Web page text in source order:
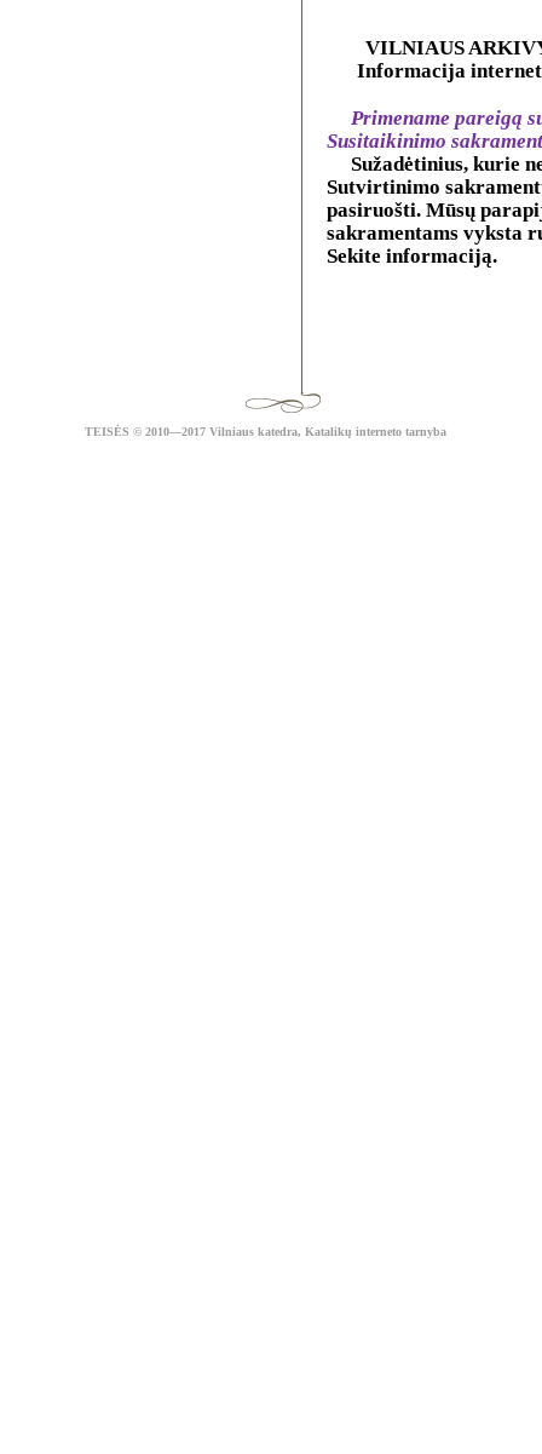
VILNIAUS
Informacija
Primename pareigą
Susitaikinimo
Sužadėtinius, kurie
Sutvirtinimo
pasiruošti. Mūsų
sakramentams vyksta
Sekite informaciją.
TEISĖS © 2010—2017 Vilniaus katedra, Katalikų interneto tarnyba